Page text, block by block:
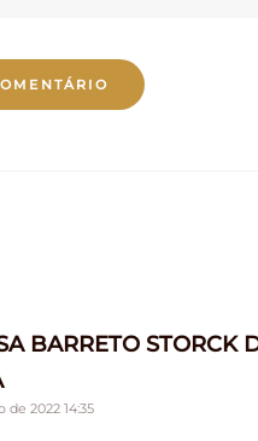
BARRETO STORCK
says:
de 2022 14:35